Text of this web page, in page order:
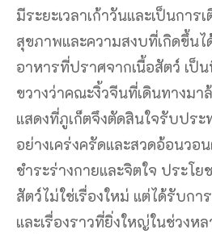
มีระยะเวลาเก้าวันและเป็นการ
สุขภาพและความสงบที่เกิดขึ้น
อาหารที่ปราศจากเนื้อสัตว์ เป็
ขวางว่าคณะงิ้วจีนที่เดินทางมา
แสดงที่ภูเก็ตจึงตัดสินใจรับปร
อย่างเคร่งครัดและสวดอ้อนวอน
ชำระร่างกายและจิตใจ ประโย
สัตว์ไม่ใช่เรื่องใหม่ แต่ได้รับก
และเรื่องราวที่ยิ่งใหญ่ในช่วง